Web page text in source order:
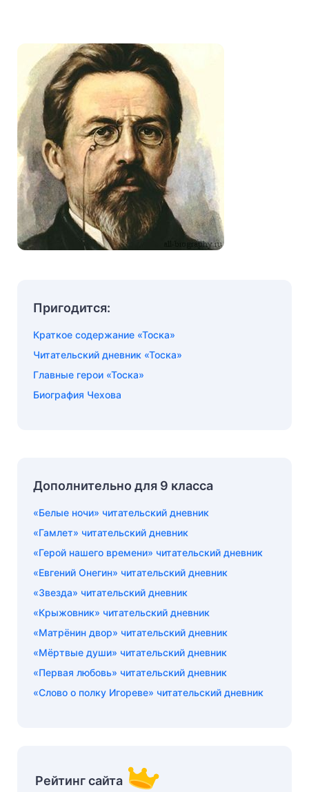
Пригодится:
Краткое содержание «Тоска»
Читательский дневник «Тоска»
Главные герои «Тоска»
Биография Чехова
Дополнительно для 9 класса
«Белые ночи» читательский дневник
«Гамлет» читательский дневник
«Герой нашего времени» читательский дневник
«Евгений Онегин» читательский дневник
«Звезда» читательский дневник
«Крыжовник» читательский дневник
«Матрёнин двор» читательский дневник
«Мёртвые души» читательский дневник
«Первая любовь» читательский дневник
«Слово о полку Игореве» читательский дневник
Рейтинг сайта